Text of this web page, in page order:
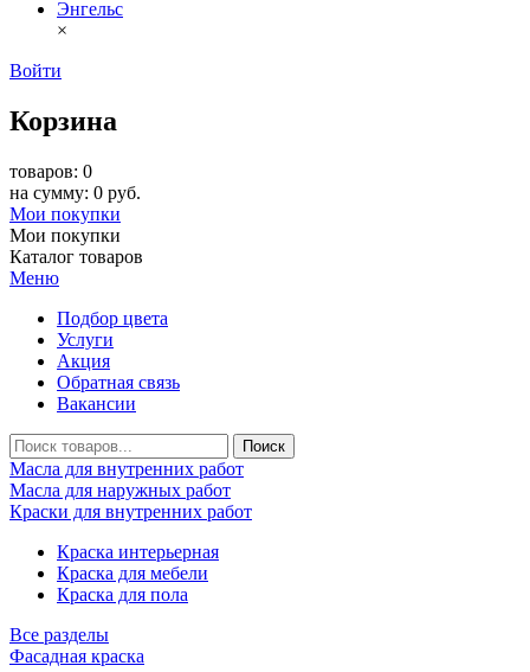
Энгельс
×
Войти
Корзина
товаров: 0
на сумму: 0 руб.
Мои покупки
Мои покупки
Каталог товаров
Меню
Подбор цвета
Услуги
Акция
Обратная связь
Вакансии
Масла для внутренних работ
Масла для наружных работ
Краски для внутренних работ
Краска интерьерная
Краска для мебели
Краска для пола
Все разделы
Фасадная краска